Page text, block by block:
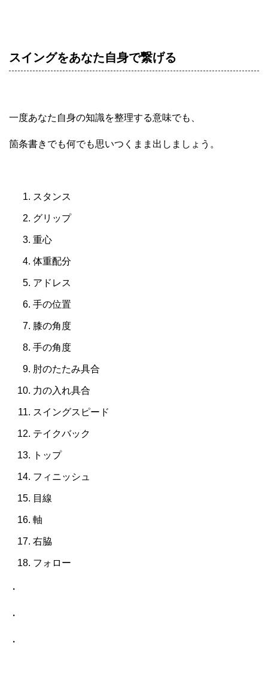
スイングをあなた自身で繋げる
一度あなた自身の知識を整理する意味でも、
箇条書きでも何でも思いつくまま出しましょう。
スタンス
グリップ
重心
体重配分
アドレス
手の位置
膝の角度
手の角度
肘のたたみ具合
力の入れ具合
スイングスピード
テイクバック
トップ
フィニッシュ
目線
軸
右脇
フォロー
・
・
・